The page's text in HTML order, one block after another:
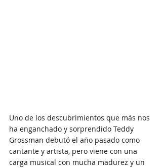
Uno de los descubrimientos que más nos
ha enganchado y sorprendido Teddy
Grossman debutó el año pasado como
cantante y artista, pero viene con una
carga musical con mucha madurez y un